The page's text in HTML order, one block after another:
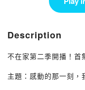
Description
不在家第二季開播！首
主題：感動的那一刻，